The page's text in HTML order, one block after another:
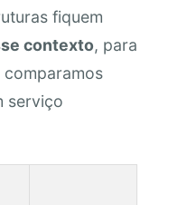
fiquem
contexto, para
comparamos
serviço